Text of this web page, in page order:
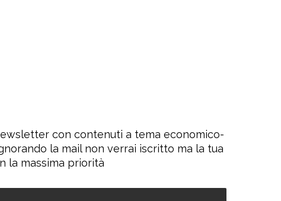
con contenuti a tema economico-
la mail non verrai iscritto ma la tua
la massima priorità